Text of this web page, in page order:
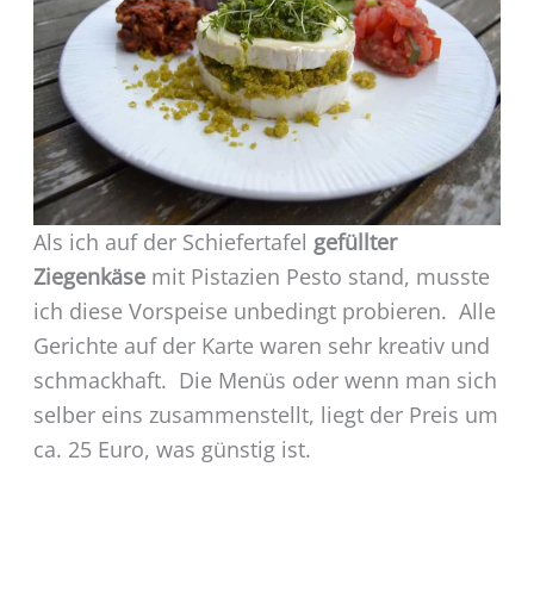
Als ich auf der Schiefertafel gefüllter
Ziegenkäsemit Pistazien Pesto stand, musste
ich diese Vorspeise unbedingt probieren. Alle
Gerichte auf der Karte waren sehr kreativ und
schmackhaft. Die Menüs oder wenn man sich
selber eins zusammenstellt, liegt der Preis um
ca. 25 Euro, was günstig ist.